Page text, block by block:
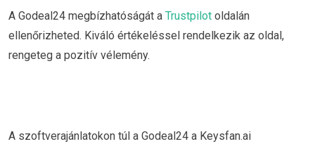
A Godeal24 megbízhatóságát a Trustpilot oldalán
ellenőrizheted. Kiváló értékeléssel rendelkezik az oldal,
rengeteg a pozitív vélemény.
A szoftverajánlatokon túl a Godeal24 a Keysfan.ai